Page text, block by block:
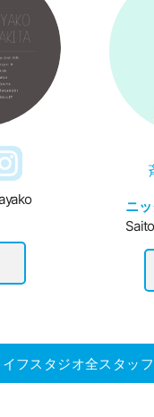
ニ
Saito
イフスタジオ全スタッ